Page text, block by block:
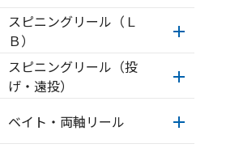
スピニングリール（Ｌ
Ｂ）
スピニングリール（投
げ・遠投）
ベイト・両軸リール